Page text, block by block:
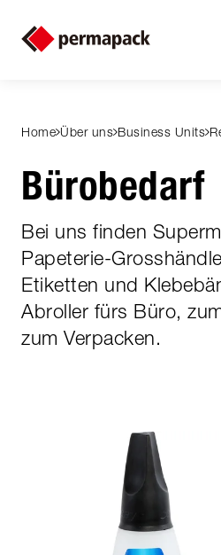
Home Über uns Business Units
Bürobedarf
Bei uns finden
Papeterie-
Etiketten und
Abroller fürs Büro,
zum Verpacken.